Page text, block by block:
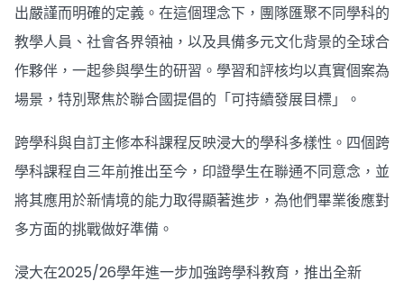
出嚴謹而明確的定義。在這個理念下，團隊匯聚不同學科的
教學人員、社會各界領袖，以及具備多元文化背景的全球合
作夥伴，一起參與學生的研習。學習和評核均以真實個案為
場景，特別聚焦於聯合國提倡的「可持續發展目標」。
跨學科與自訂主修本科課程反映浸大的學科多樣性。四個跨
學科課程自三年前推出至今，印證學生在聯通不同意念，並
將其應用於新情境的能力取得顯著進步，為他們畢業後應對
多方面的挑戰做好準備。
浸大在2025/26學年進一步加強跨學科教育，推出全新